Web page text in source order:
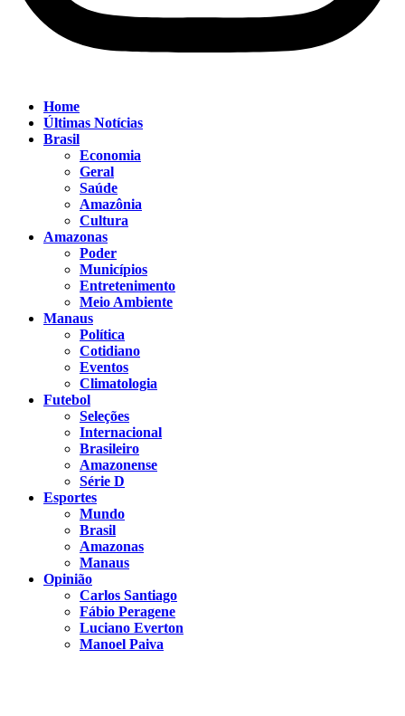
Home
Últimas Notícias
Brasil
Economia
Geral
Saúde
Amazônia
Cultura
Amazonas
Poder
Municípios
Entretenimento
Meio Ambiente
Manaus
Política
Cotidiano
Eventos
Climatologia
Futebol
Seleções
Internacional
Brasileiro
Amazonense
Série D
Esportes
Mundo
Brasil
Amazonas
Manaus
Opinião
Carlos Santiago
Fábio Peragene
Luciano Everton
Manoel Paiva